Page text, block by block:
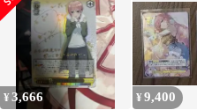
¥3,666 ¥9,400